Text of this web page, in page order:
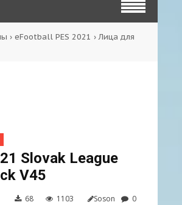
› eFootball PES 2021 ›Лица для
Slovak League
V45
68 1103 Soson 0